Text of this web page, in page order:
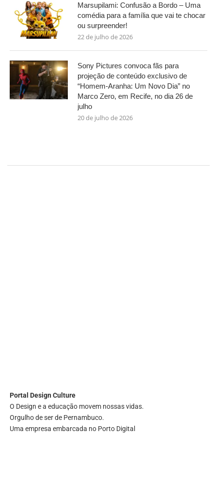
Marsupilami: Confusão a Bordo – Uma
comédia para a família que vai te chocar
ou surpreender!
22 de julho de 2026
Sony Pictures convoca fãs para
projeção de conteúdo exclusivo de
“Homem-Aranha: Um Novo Dia” no
Marco Zero, em Recife, no dia 26 de
julho
20 de julho de 2026
Portal Design Culture
O Design e a educação movem nossas vidas.
Orgulho de ser de Pernambuco.
Uma empresa embarcada no Porto Digital